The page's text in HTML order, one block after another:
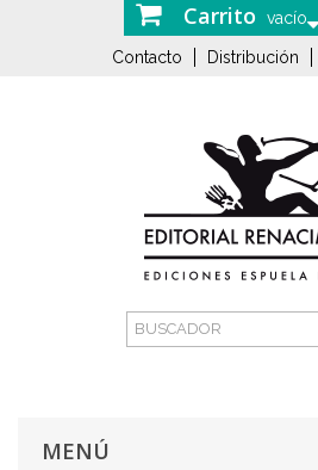
Carrito vacío
Contacto Distribución
MENÚ